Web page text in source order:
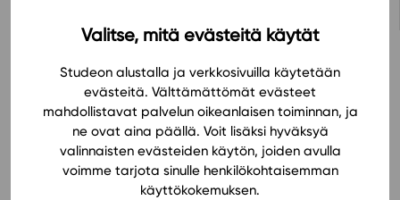
Valitse, mitä evästeitä käytät
Studeon alustalla ja verkkosivuilla käytetään
evästeitä. Välttämättömät evästeet
mahdollistavat palvelun oikeanlaisen toiminnan, ja
ne ovat aina päällä. Voit lisäksi hyväksyä
valinnaisten evästeiden käytön, joiden avulla
voimme tarjota sinulle henkilökohtaisemman
käyttökokemuksen.
Hinnasto